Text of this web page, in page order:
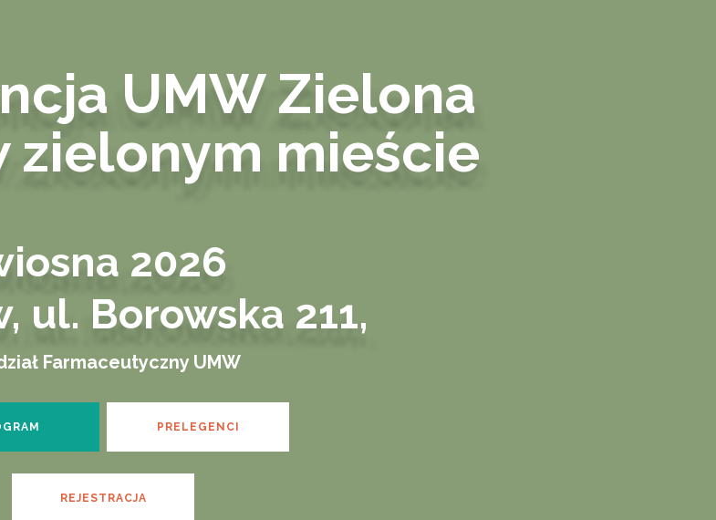
UMW Zielona
zielonym mieście
2026
ul. Borowska 211,
Farmaceutyczny UMW
PRELEGENCI
REJESTRACJA